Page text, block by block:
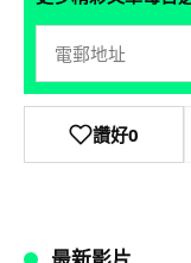
讚好0